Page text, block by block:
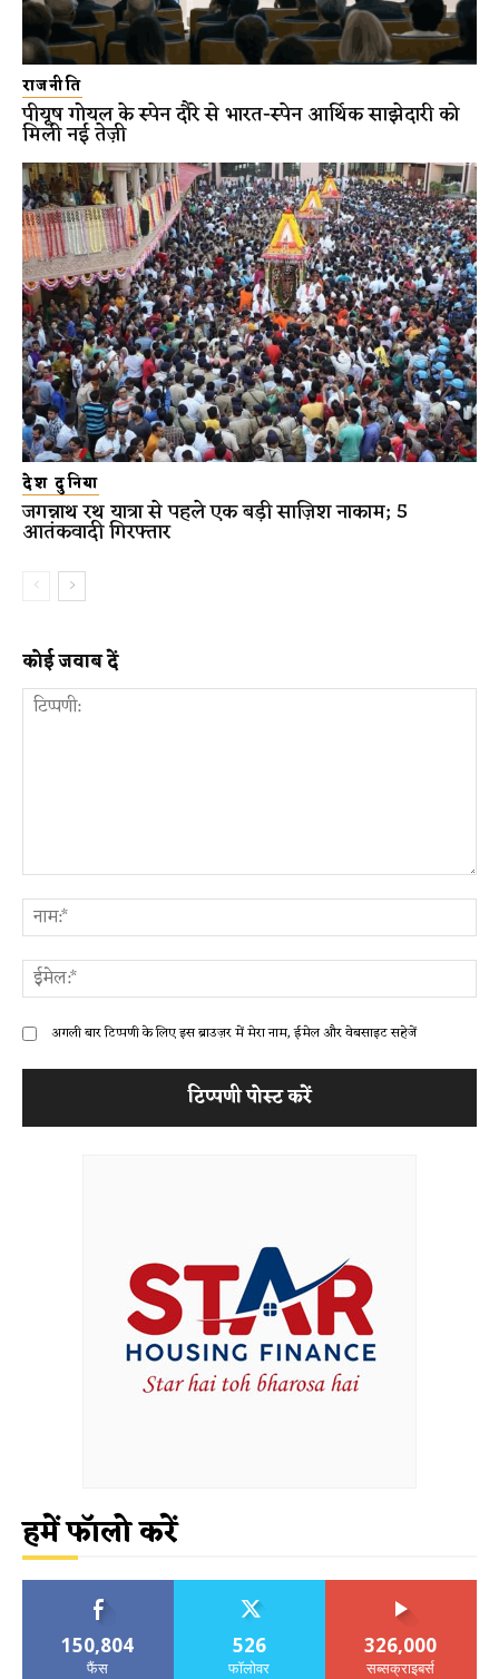
राजनीति
पीयूष गोयल के स्पेन दौरे से भारत-स्पेन आर्थिक साझेदारी को
मिली नई तेज़ी
देश दुनिया
जगन्नाथ रथ यात्रा से पहले एक बड़ी साज़िश नाकाम; 5
आतंकवादी गिरफ्तार
कोई जवाब दें
अगली बार टिप्पणी के लिए इस ब्राउज़र में मेरा नाम, ईमेल और वेबसाइट सहेजें
हमें फॉलो करें
150,804
फैंस
526
फॉलोवर
326,000
सब्सक्राइबर्स